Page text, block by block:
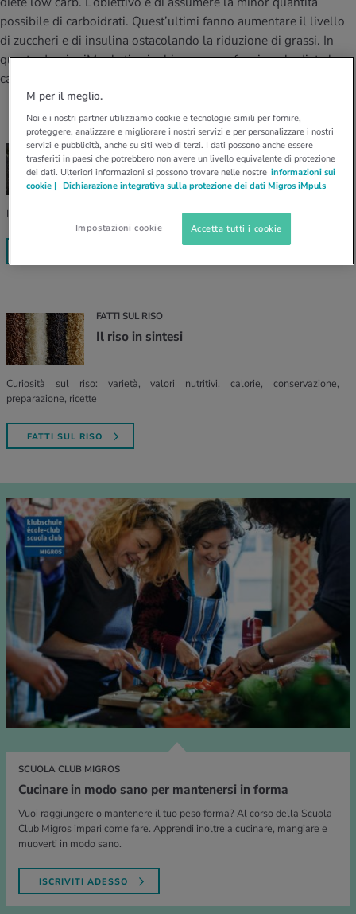
e intolleranze
nutritive
D’ATTUALITÀ NELL’AMBITO ALIMENTAZIONE
Calcolatore BMI
Fabbisogno calorico
invernali
D’ATTUALITÀ NELL’AMBITO MOVIMENTO
Calcola il consumo calorico
D’ATTUALITÀ NELL’AMBITO RILASSAMENTO
Lavoro e salute
delle donne
fisici
mediche
D’ATTUALITÀ NELL’AMBITO MEDICINA
Abbassare la pressione sanguigna
Dolori ai nervi
D’ATTUALITÀ NELL’AMBITO SERVIZIO
Offerte
possibile di carboidrati. Quest’ultimi fanno aumentare il livello
di zuccheri e di insulina ostacolando la riduzione di grassi. In
questo dossier iMpuls ti spieghiamo come funziona la dieta low
carb e a cosa bisogna fare attenzione.
ALIMENTI LOW CARB
Alimenti e ricette a basso contenuto di
carboidrati
Il low carb va fortissimo. Scopri come sostituire pasta e affini.
FATTI SUL RISO
Il riso in sintesi
Curiosità sul riso: varietà, valori nutritivi, calorie, conservazione,
preparazione, ricette
FATTI SUL RISO
SCUOLA CLUB MIGROS
Cucinare in modo sano per mantenersi in forma
Vuoi raggiungere o mantenere il tuo peso forma? Al corso della Scuola
Club Migros impari come fare. Apprendi inoltre a cucinare, mangiare e
muoverti in modo sano.
ISCRIVITI ADESSO
M per il meglio.
Noi e i nostri partner utilizziamo cookie e tecnologie simili per fornire,
proteggere, analizzare e migliorare i nostri servizi e per personalizzare i nostri
servizi e pubblicità, anche su siti web di terzi. I dati possono anche essere
trasferiti in paesi che potrebbero non avere un livello equivalente di protezione
dei dati. Ulteriori informazioni si possono trovare nelle nostre informazioni sui
cookie | Dichiarazione integrativa sulla protezione dei dati Migros iMpuls
Impostazioni cookie Accetta tutti i cookie